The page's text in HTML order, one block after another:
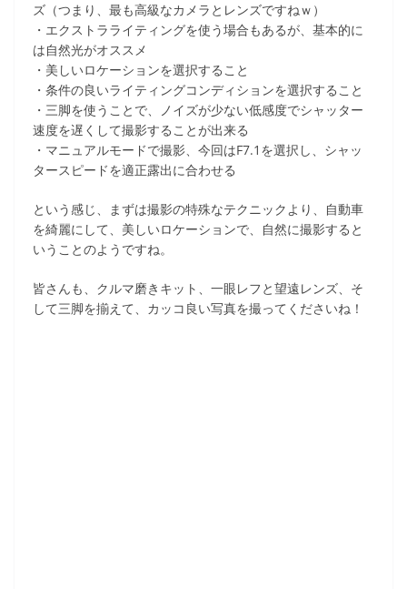
ズ（つまり、最も高級なカメラとレンズですねｗ）
・エクストラライティングを使う場合もあるが、基本的に
は自然光がオススメ
・美しいロケーションを選択すること
・条件の良いライティングコンディションを選択すること
・三脚を使うことで、ノイズが少ない低感度でシャッター
速度を遅くして撮影することが出来る
・マニュアルモードで撮影、今回はF7.1を選択し、シャッ
タースピードを適正露出に合わせる
という感じ、まずは撮影の特殊なテクニックより、自動車
を綺麗にして、美しいロケーションで、自然に撮影すると
いうことのようですね。
皆さんも、クルマ磨きキット、一眼レフと望遠レンズ、そ
して三脚を揃えて、カッコ良い写真を撮ってくださいね！